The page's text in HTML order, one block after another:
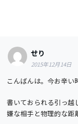
せり
2015年12月14日
こんばんは。今お辛い
書いておられる引っ越
嫌な相手と物理的な距